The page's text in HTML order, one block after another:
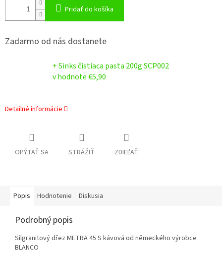
Pridať do košíka
Zadarmo od nás dostanete
+ Sinks čistiaca pasta 200g SCP002
v hodnote €5,90
Detailné informácie
OPÝTAŤ SA STRÁŽIŤ ZDIEĽAŤ
Popis Hodnotenie Diskusia
Podrobný popis
Silgranitový dřez METRA 45 S kávová od německého výrobce
BLANCO